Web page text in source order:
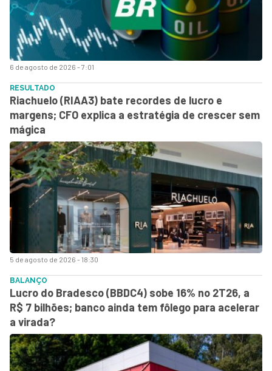
6 de agosto de 2026 - 7:01
5 de agosto de 2026 - 18:30
RESULTADO
Riachuelo (RIAA3) bate recordes de lucro e
margens; CFO explica a estratégia de crescer sem
mágica
BALANÇO
Lucro do Bradesco (BBDC4) sobe 16% no 2T26, a
R$ 7 bilhões; banco ainda tem fôlego para acelerar
a virada?